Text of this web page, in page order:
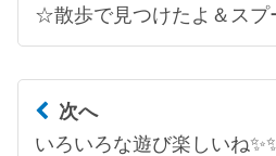
☆散歩で見つけたよ＆ス
次へ
いろいろな遊び楽しいね